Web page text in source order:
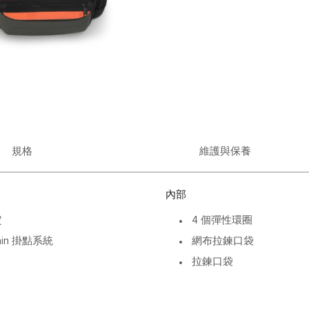
規格 維護與保養
掛點系統
內部
4 個彈性環圈
網布拉鍊口袋
拉鍊口袋